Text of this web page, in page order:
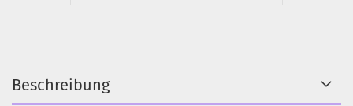
Beschreibung